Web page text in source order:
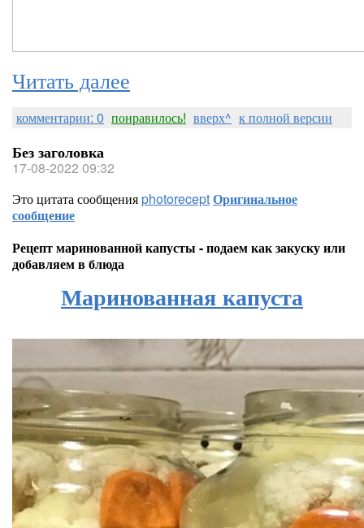
Читать далее
комментарии: 0 понравилось! вверх^ к полной версии
Без заголовка
17-08-2022 09:32
Это цитата сообщенияphotoreceptОригинальное
сообщение
Рецепт маринованной капусты - подаем как закуску или
добавляем в блюда
Маринованная капуста